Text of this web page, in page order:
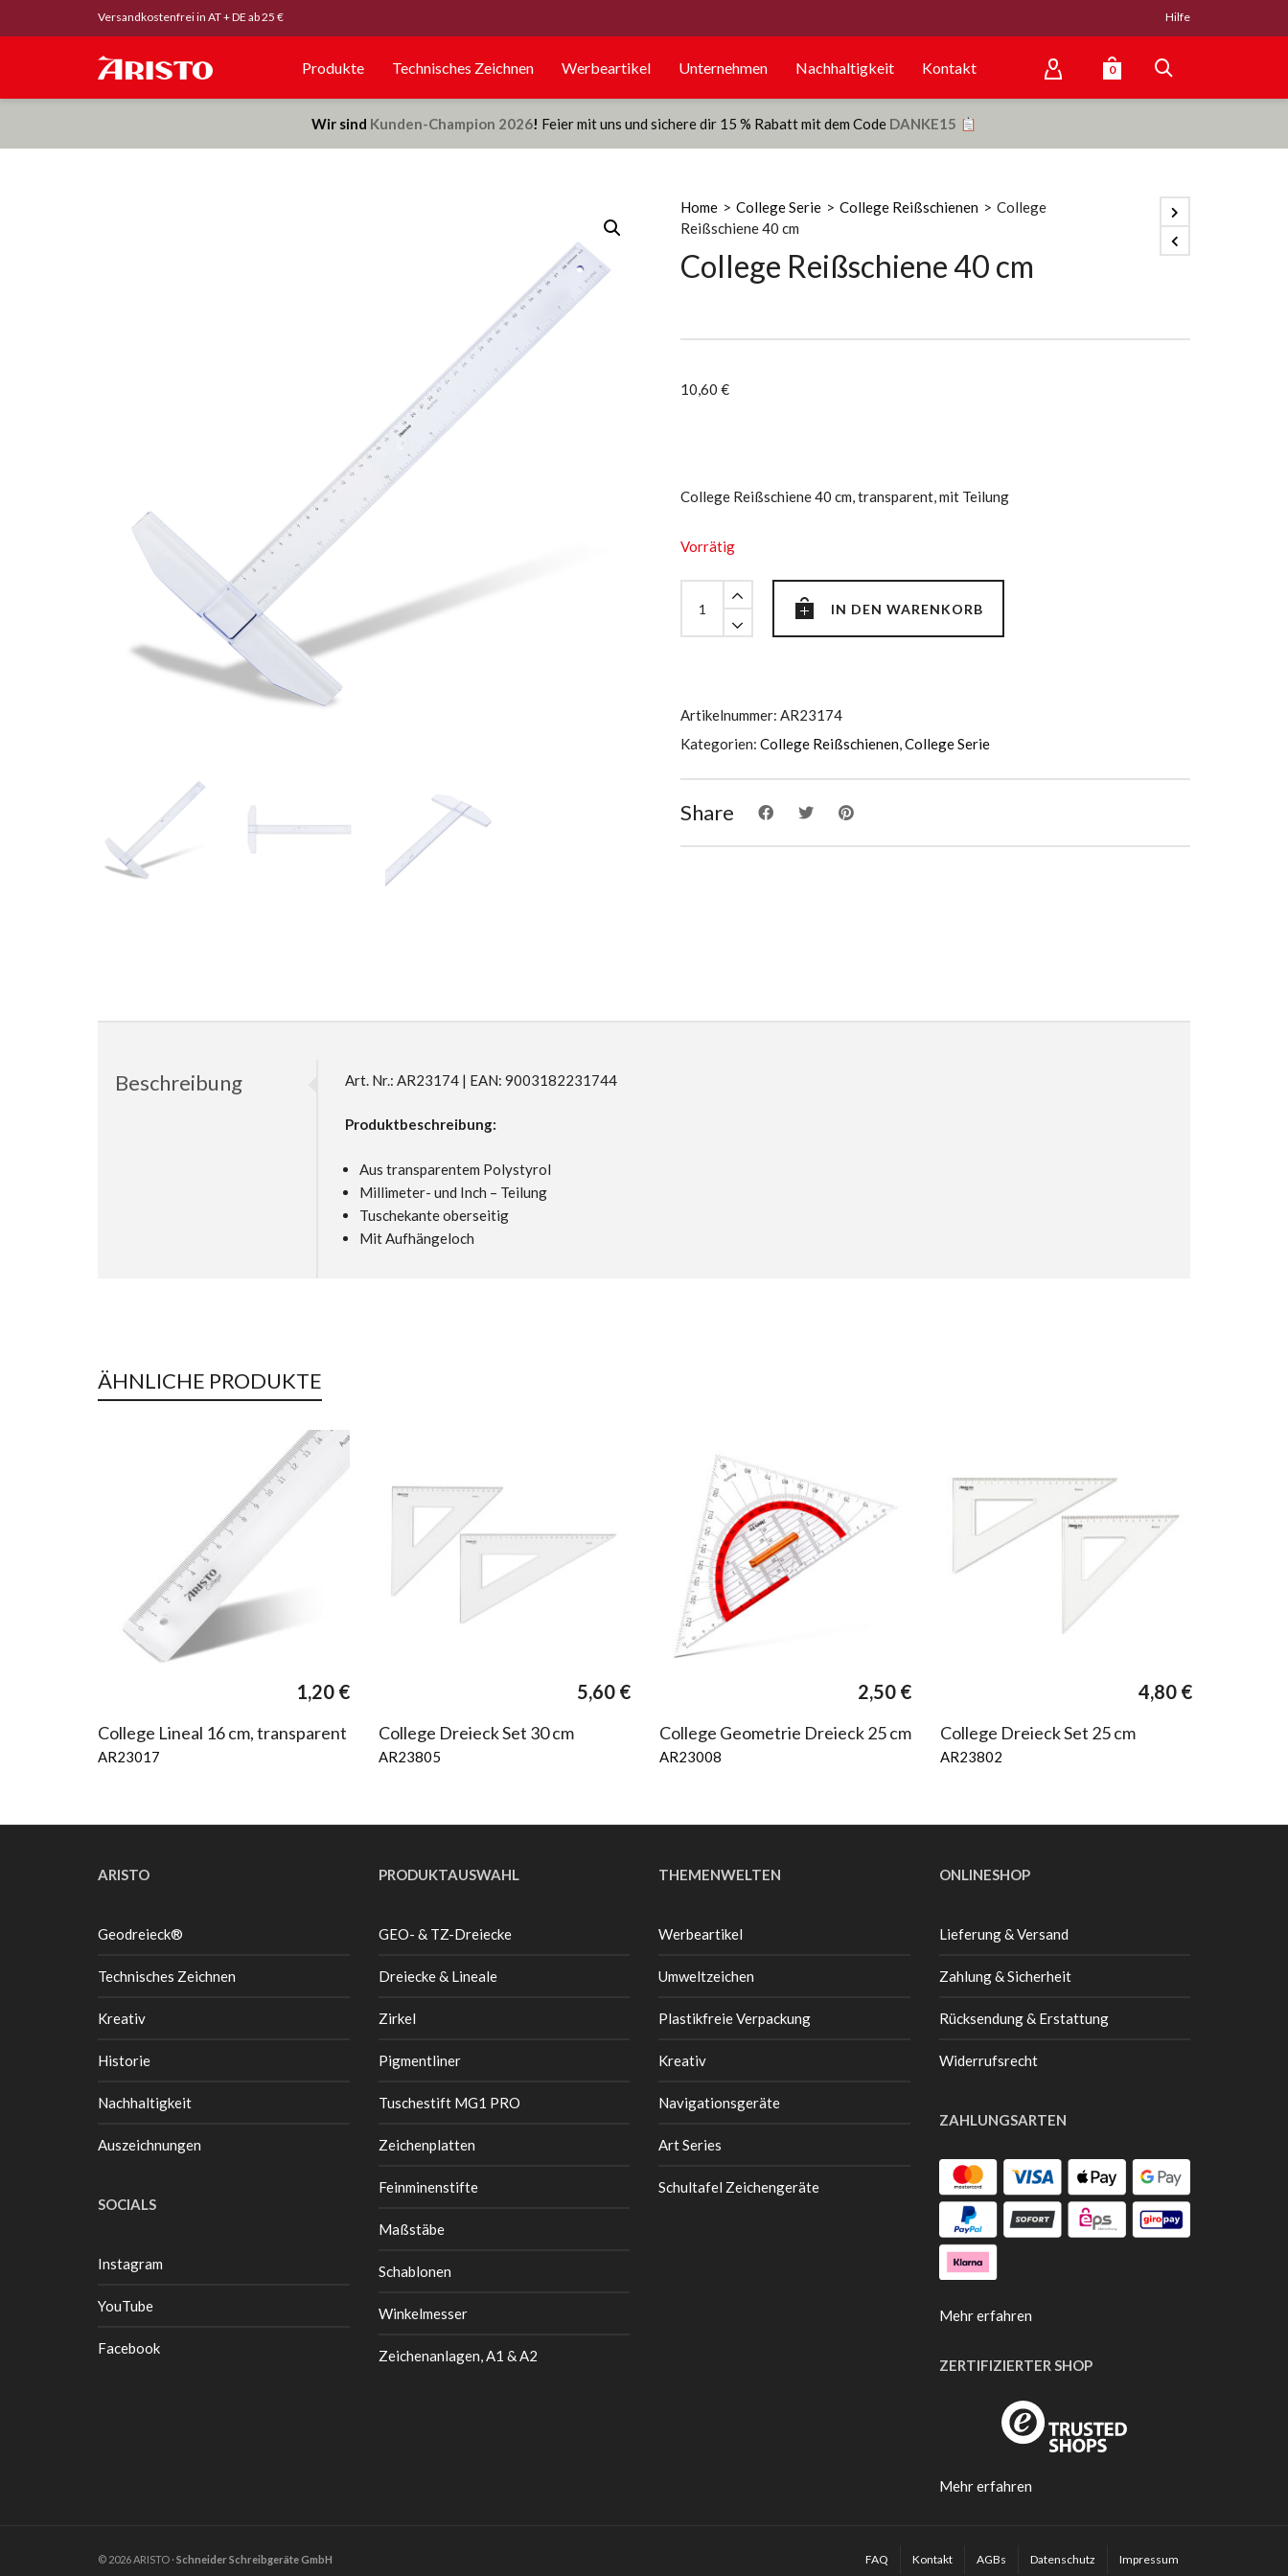
Versandkostenfrei in AT + DE ab 25 € Hilfe
Produkte Technisches Zeichnen Werbeartikel Unternehmen Nachhaltigkeit Kontakt 0
Wir sind Kunden-Champion 2026! Feier mit uns und sichere dir 15 % Rabatt mit dem Code DANKE15
Home > College Serie > College Reißschienen > College
Reißschiene 40 cm
College Reißschiene 40 cm
10,60 €
College Reißschiene 40 cm, transparent, mit Teilung
Vorrätig
Reißschiene
40
IN DEN WARENKORB
Artikelnummer: AR23174
Kategorien: College Reißschienen,College Serie
Share
Beschreibung Art. Nr.: AR23174 | EAN: 9003182231744
Produktbeschreibung:
Aus transparentem Polystyrol
Millimeter- und Inch – Teilung
Tuschekante oberseitig
Mit Aufhängeloch
ÄHNLICHE PRODUKTE
1,20 €
College Lineal 16 cm, transparent
AR23017
5,60 €
College Dreieck Set 30 cm
AR23805
2,50 €
College Geometrie Dreieck 25 cm
AR23008
4,80 €
College Dreieck Set 25 cm
AR23802
ARISTO
Geodreieck®
Technisches Zeichnen
Kreativ
Historie
Nachhaltigkeit
Auszeichnungen
SOCIALS
Instagram
YouTube
Facebook
PRODUKTAUSWAHL
GEO- & TZ-Dreiecke
Dreiecke & Lineale
Zirkel
Pigmentliner
Tuschestift MG1 PRO
Zeichenplatten
Feinminenstifte
Maßstäbe
Schablonen
Winkelmesser
Zeichenanlagen, A1 & A2
THEMENWELTEN
Werbeartikel
Umweltzeichen
Plastikfreie Verpackung
Kreativ
Navigationsgeräte
Art Series
Schultafel Zeichengeräte
ONLINESHOP
Lieferung & Versand
Zahlung & Sicherheit
Rücksendung & Erstattung
Widerrufsrecht
ZAHLUNGSARTEN
Mehr erfahren
ZERTIFIZIERTER SHOP
Mehr erfahren
© 2026 ARISTO · Schneider Schreibgeräte GmbH FAQ Kontakt AGBs Datenschutz Impressum